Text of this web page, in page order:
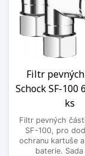
Filtr
Schock SF-100
ks
Filtr pevných
SF-100, pro
ochranu kartuše
baterie. Sada